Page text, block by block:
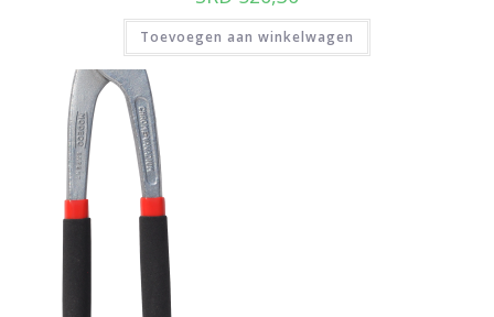
Toevoegen aan winkelwagen